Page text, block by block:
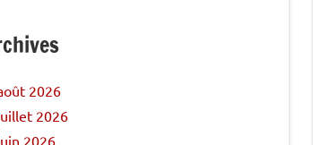
2026
2026
2026